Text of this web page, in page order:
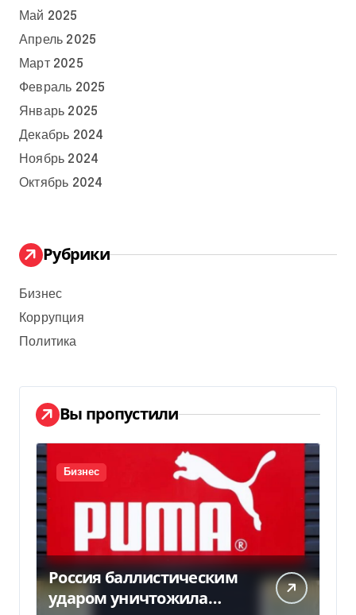
Май 2025
Апрель 2025
Март 2025
Февраль 2025
Январь 2025
Декабрь 2024
Ноябрь 2024
Октябрь 2024
Рубрики
Бизнес
Коррупция
Политика
Вы пропустили
Бизнес
Россия баллистическим
ударом уничтожила